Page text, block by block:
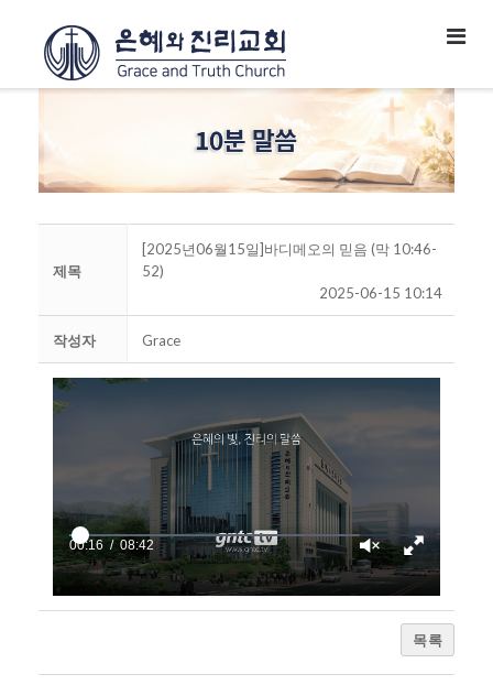
제목
[2025년06월15일]바디메오의 믿음 (막 10:46-
52)
2025-06-15 10:14
작성자 Grace
00:16 08:42
목록